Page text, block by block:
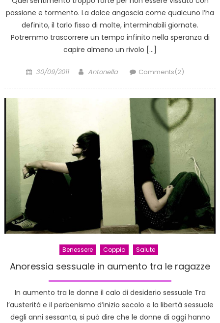
passione e tormento. La dolce angoscia come qualcuno l’ha
definito, il tarlo fisso di molte, interminabili giornate.
Potremmo trascorrere un tempo infinito nella speranza di
capire almeno un rivolo […]
Posted
30/09/2011 Author
Antonella Comments(2)
Benessere Coppia Salute
Anoressia sessuale in aumento tra le ragazze
In aumento tra le donne il calo di desiderio sessuale Tra
l’austerità e il perbenismo d’inizio secolo e la libertà sessuale
degli anni sessanta, si può dire che le donne di oggi hanno